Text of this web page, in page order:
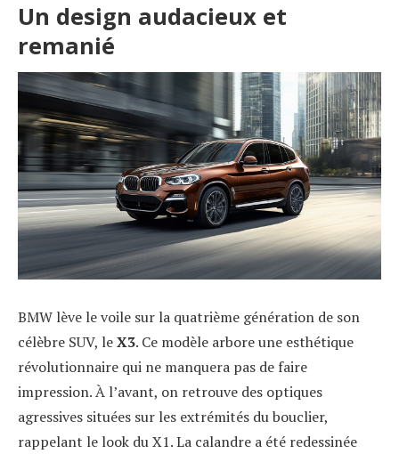
Un design audacieux et
remanié
BMW lève le voile sur la quatrième génération de son
célèbre SUV, leX3. Ce modèle arbore une esthétique
révolutionnaire qui ne manquera pas de faire
impression. À l’avant, on retrouve des optiques
agressives situées sur les extrémités du bouclier,
rappelant le look du X1. La calandre a été redessinée